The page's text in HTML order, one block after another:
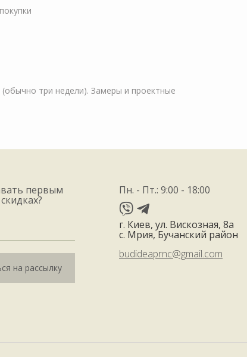
три недели). Замеры и проектные
первым
на рассылку
Пн. - Пт.: 9:00 - 18:00
г. Киев, ул. Вискозная, 8а
с. Мрия, Бучанский район
budideaprnc@gmail.com